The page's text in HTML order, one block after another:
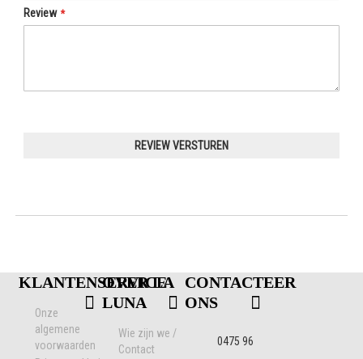
Review
REVIEW VERSTUREN
KLANTENSERVICE
Onze
algemene
voorwaarden
OVER LA
LUNA
Wie zijn we /
Contact
CONTACTEER
ONS
0475 96